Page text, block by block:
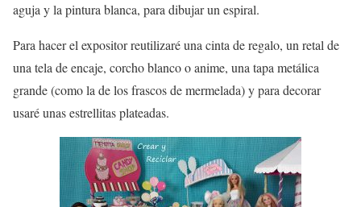
aguja y la pintura blanca, para dibujar un espiral.
Para hacer el expositor reutilizaré una cinta de regalo, un retal de
una tela de encaje, corcho blanco o anime, una tapa metálica
grande (como la de los frascos de mermelada) y para decorar
usaré unas estrellitas plateadas.